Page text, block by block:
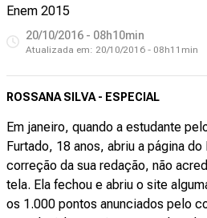
Enem 2015
20/10/2016 - 08h10min
Atualizada em: 20/10/2016 - 08h11min
ROSSANA SILVA - ESPECIAL
Em janeiro, quando a estudante
Furtado, 18 anos, abriu a página
correção da sua redação, não
tela. Ela fechou e abriu o site
os 1.000 pontos anunciados pelo